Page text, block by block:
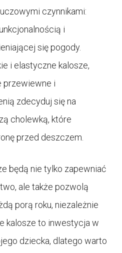
czynnikami:
i
się pogody.
i elastyczne kalosze,
przewiewne i
zdecyduj się na
cholewką, które
przed deszczem.
będą nie tylko zapewniać
ale także pozwolą
porą roku, niezależnie
kalosze to inwestycja w
dziecka, dlatego warto